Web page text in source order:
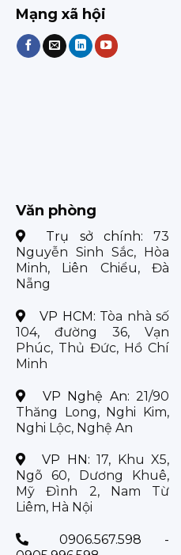
Mạng xã hội
Văn phòng
Trụ sở chính: 73
Nguyễn Sinh Sắc, Hòa
Minh, Liên Chiểu, Đà
Nẵng
VP HCM: Tòa nhà số
104, đường 36, Vạn
Phúc, Thủ Đức, Hồ Chí
Minh
VP Nghệ An: 21/90
Thăng Long, Nghi Kim,
Nghi Lộc, Nghệ An
VP HN:17, Khu X5,
Ngõ 60, Dương Khuê,
Mỹ Đình 2, Nam Từ
Liêm, Hà Nội
0906.567.598 -